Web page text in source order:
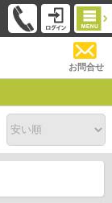
お問合せ